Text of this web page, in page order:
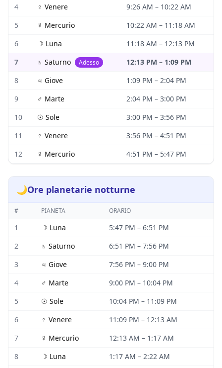
4
♀ Venere 9:26 AM – 10:22 AM
5
☿ Mercurio 10:22 AM – 11:18 AM
6
☽ Luna 11:18 AM – 12:13 PM
7
♄ Saturno Adesso 12:13 PM – 1:09 PM
8
♃ Giove 1:09 PM – 2:04 PM
9
♂ Marte 2:04 PM – 3:00 PM
10
☉ Sole 3:00 PM – 3:56 PM
11
♀ Venere 3:56 PM – 4:51 PM
12
☿ Mercurio 4:51 PM – 5:47 PM
🌙Ore planetarie notturne
# PIANETA ORARIO
1 ☽ Luna 5:47 PM – 6:51 PM
2
♄ Saturno 6:51 PM – 7:56 PM
3
♃ Giove 7:56 PM – 9:00 PM
4
♂ Marte 9:00 PM – 10:04 PM
5
☉ Sole 10:04 PM – 11:09 PM
6
♀ Venere 11:09 PM – 12:13 AM
7
☿ Mercurio 12:13 AM – 1:17 AM
8
☽ Luna 1:17 AM – 2:22 AM